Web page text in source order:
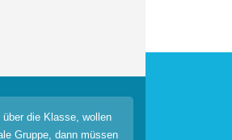
die Klasse, wollen
Gruppe, dann müssen